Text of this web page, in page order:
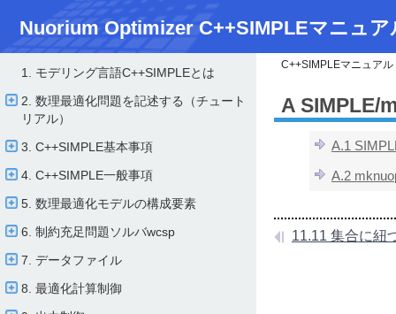
Nuorium Optimizer C++SIMPLEマニュア
1. モデリング言語C++SIMPLEとは
2. 数理最適化問題を記述する（チュート
リアル）
3. C++SIMPLE基本事項
4. C++SIMPLE一般事項
5. 数理最適化モデルの構成要素
6. 制約充足問題ソルバwcsp
7. データファイル
8. 最適化計算制御
C++SIMPLEマニュアル
A SIMPLE/
A.1
A.2